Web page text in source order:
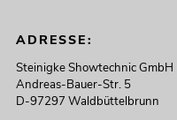
ADRESSE:
Steinigke Showtechnic GmbH
Andreas-Bauer-Str. 5
D-97297 Waldbüttelbrunn